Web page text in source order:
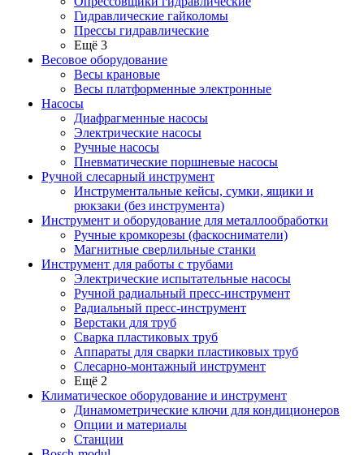
Гидравлические гайколомы
Прессы гидравлические
Ещё 3
Весовое оборудование
Весы крановые
Весы платформенные электронные
Насосы
Диафрагменные насосы
Электрические насосы
Ручные насосы
Пневматические поршневые насосы
Ручной слесарный инструмент
Инструментальные кейсы, сумки, ящики и
рюкзаки (без инструмента)
Инструмент и оборудование для металлообработки
Ручные кромкорезы (фаскосниматели)
Магнитные сверлильные станки
Инструмент для работы с трубами
Электрические испытательные насосы
Ручной радиальный пресс-инструмент
Радиальный пресс-инструмент
Верстаки для труб
Сварка пластиковых труб
Аппараты для сварки пластиковых труб
Слесарно-монтажный инструмент
Ещё 2
Климатическое оборудование и инструмент
Динамометрические ключи для кондиционеров
Опции и материалы
Станции